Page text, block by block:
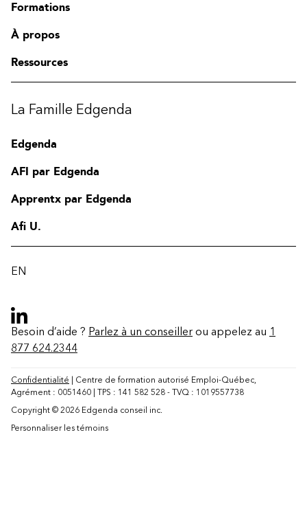
Contact
FAQ
Formations
À propos
Ressources
La Famille Edgenda
Edgenda
AFI par Edgenda
Apprentx par Edgenda
Afi U.
EN
Besoin d’aide ? Parlez à un conseiller ou appelez au 1
877 624.2344
Confidentialité | Centre de formation autorisé Emploi-Québec,
Agrément : 0051460 | TPS : 141 582 528 - TVQ : 1019557738
Copyright © 2026 Edgenda conseil inc.
Personnaliser les témoins